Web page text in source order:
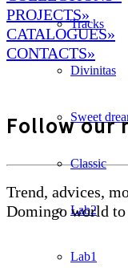
Tracks
Divinitas
Sweet
Classic
Lab2
Lab1
PROJECTS»
CATALOGUES»
CONTACTS»
Follow our
Trend, advices,
Domingo world